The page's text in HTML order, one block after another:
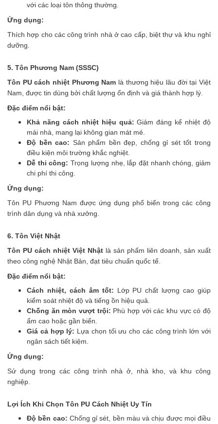
với các loại tôn thông thường.
Ứng dụng:
Thích hợp cho các công trình nhà ở cao cấp, biệt thự và khu nghỉ
dưỡng.
5. Tôn Phương Nam (SSSC)
Tôn PU cách nhiệt Phương Nam là thương hiệu lâu đời tại Việt
Nam, được tin dùng bởi chất lượng ổn định và giá thành hợp lý.
Đặc điểm nổi bật:
Khả năng cách nhiệt hiệu quả: Giảm đáng kể nhiệt độ
mái nhà, mang lại không gian mát mẻ.
Độ bền cao: Sản phẩm bền đẹp, chống gỉ sét tốt trong
điều kiện môi trường khắc nghiệt.
Dễ thi công: Trọng lượng nhẹ, lắp đặt nhanh chóng, giảm
chi phí thi công.
Ứng dụng:
Tôn PU Phương Nam được ứng dụng phổ biến trong các công
trình dân dụng và nhà xưởng.
6. Tôn Việt Nhật
Tôn PU cách nhiệt Việt Nhật là sản phẩm liên doanh, sản xuất
theo công nghệ Nhật Bản, đạt tiêu chuẩn quốc tế.
Đặc điểm nổi bật:
Cách nhiệt, cách âm tốt: Lớp PU chất lượng cao giúp
kiểm soát nhiệt độ và tiếng ồn hiệu quả.
Chống ăn mòn vượt trội: Phù hợp với các khu vực có độ
ẩm cao hoặc gần biển.
Giá cả hợp lý: Lựa chọn tối ưu cho các công trình lớn với
ngân sách tiết kiệm.
Ứng dụng:
Sử dụng trong các công trình nhà ở, nhà kho, và khu công
nghiệp.
Lợi Ích Khi Chọn Tôn PU Cách Nhiệt Uy Tín
Độ bền cao: Chống gỉ sét, bền màu và chịu được mọi điều